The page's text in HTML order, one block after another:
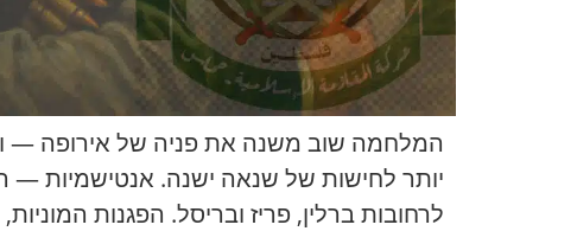
המלחמה שוב משנה את פניה של אירופה —
יותר לחישות של שנאה ישנה. אנטישמיות
לרחובות ברלין, פריז ובריסל. הפגנות